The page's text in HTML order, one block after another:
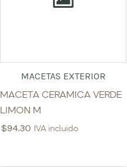
MACETAS EXTERIOR
MACETA CERAMICA VERDE
LIMON M
$94.30 IVA incluido